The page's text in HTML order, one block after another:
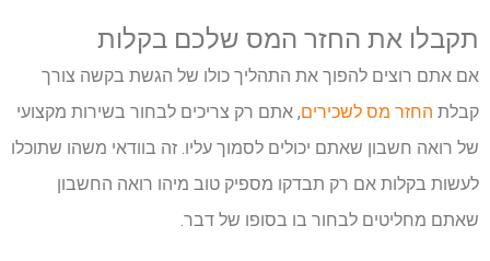
תקבלו את החזר המס שלכם בקלות
אם אתם רוצים להפוך את התהליך כולו של הגשת בקשה צורך
קבלת החזר מס לשכירים, אתם רק צריכים לבחור בשירות מקצועי
של רואה חשבון שאתם יכולים לסמוך עליו. זה בוודאי משהו שתוכלו
לעשות בקלות אם רק תבדקו מספיק טוב מיהו רואה החשבון
שאתם מחליטים לבחור בו בסופו של דבר.